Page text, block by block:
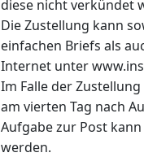
diese nicht verkündet
Die Zustellung kann
einfachen Briefs als
Internet unter
Im Falle der
am vierten Tag nach
Aufgabe zur Post
werden.